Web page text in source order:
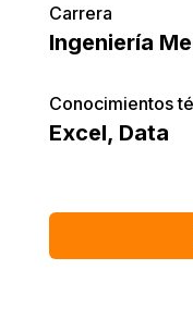
Carrera
Ingeniería
Conocimientos
Excel, Data